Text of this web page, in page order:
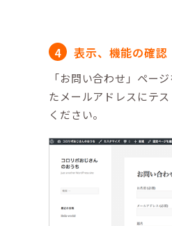
表示、機能の確認
「お問い合わせ」ペー
たメールアドレスにテ
ください。